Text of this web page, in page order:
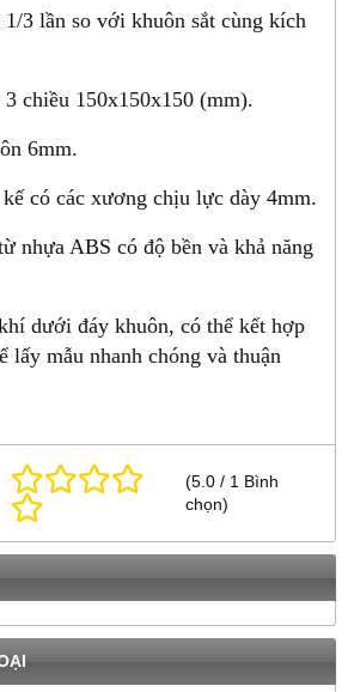
1/3 lần so với khuôn sắt cùng kích
chiều 150x150x150 (mm).
6mm.
có các xương chịu lực dày 4mm.
nhựa ABS có độ bền và khả năng
dưới đáy khuôn, có thể kết hợp
lấy mẫu nhanh chóng và thuận
(5.0 / 1 Bình
chọn)